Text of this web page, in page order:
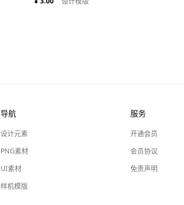
导航
设计元素
PNG素材
UI素材
样机模版
服务
开通会员
会员协议
免责声明